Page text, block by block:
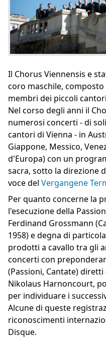
Il Chorus Viennensis e
coro maschile,
membri dei piccoli
Nel corso degli anni il
numerosi concerti - di
cantori di Vienna - in
Giappone, Messico,
d'Europa) con un
sacra, sotto la direzione
voce del Vergangene
Per quanto concerne la
l'esecuzione della
Ferdinand Grossmann
1958) e degna di
prodotti a cavallo tra gli
concerti con
(Passioni, Cantate)
Nikolaus Harnoncourt,
per individuare i
Alcune di queste
riconoscimenti
Disque.